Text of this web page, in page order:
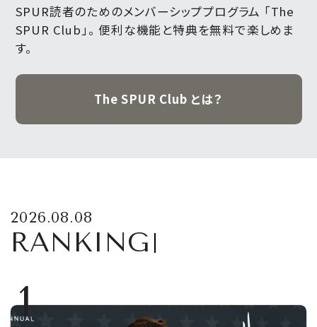
SPUR読者のためのメンバーシッププログラム 「The
SPUR Club」。 便利な機能と特典を無料で楽しめま
す。
The SPUR Club とは？
2026.08.08
RANKING
1